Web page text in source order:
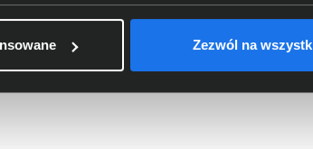
Zezwól na
4 699,00 zł
netto: 3 820,33 zł